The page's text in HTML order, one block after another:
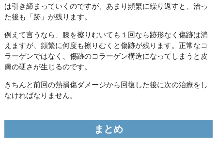
は引き締まっていくのですが、あまり頻繁に繰り返すと、治っ
た後も「跡」が残ります。
例えて言うなら、膝を擦りむいても１回なら跡形なく傷跡は消
えますが、頻繁に何度も擦りむくと傷跡が残ります。正常なコ
ラーゲンではなく、傷跡のコラーゲン構造になってしまうと皮
膚の硬さが生じるのです。
きちんと前回の熱損傷ダメージから回復した後に次の治療をし
なければなりません。
まとめ